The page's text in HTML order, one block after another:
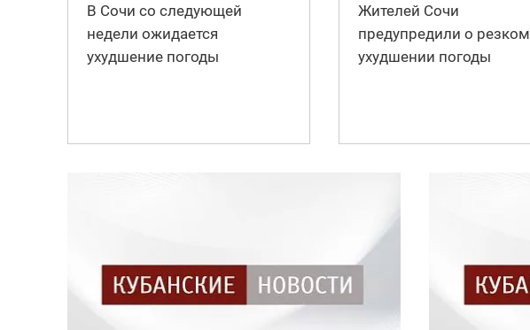
В Сочи со следующей
недели ожидается
ухудшение погоды
Жителей Сочи
предупредили о резком
ухудшении погоды